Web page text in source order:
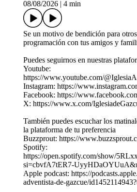
08/08/2026
4 min
Se un motivo de bendición para
programación con tus amigos y
Puedes seguirnos en nuestras
Youtube:
https://www.youtube.com/
Instagram: https://
Facebook: https://
X: https://www.x.com/
También puedes escuchar los
la plataforma de tu preferencia
Buzzprout: https://
Spotify:
https://open.spotify.com/show/
si=cbvfA7tER7-
Apple podcast: https://
adventista-de-gazcue/